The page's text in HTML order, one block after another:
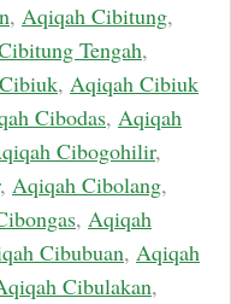
, Aqiqah Cibitung,
Tengah,
, Aqiqah Cibiuk
Cibodas, Aqiqah
Cibogohilir,
, Aqiqah Cibolang,
, Aqiqah
Cibubuan, Aqiqah
Cibulakan,